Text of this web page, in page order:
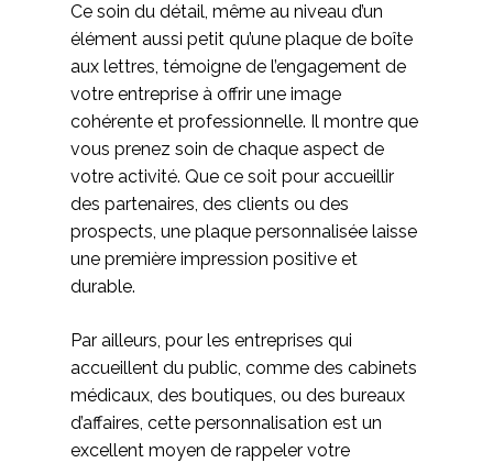
Ce soin du détail, même au niveau d’un
élément aussi petit qu’une plaque de boîte
aux lettres, témoigne de l’engagement de
votre entreprise à offrir une image
cohérente et professionnelle. Il montre que
vous prenez soin de chaque aspect de
votre activité. Que ce soit pour accueillir
des partenaires, des clients ou des
prospects, une plaque personnalisée laisse
une première impression positive et
durable.
Par ailleurs, pour les entreprises qui
accueillent du public, comme des cabinets
médicaux, des boutiques, ou des bureaux
d’affaires, cette personnalisation est un
excellent moyen de rappeler votre